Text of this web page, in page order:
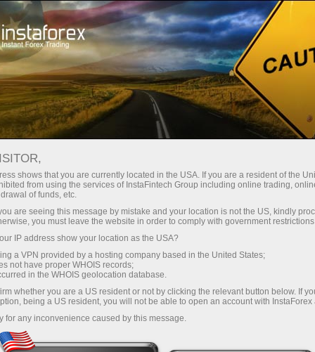
Про компанію
ВЕЛИКИЙ РОЗІГРАШ ДО
ДНЯ ЗНАНЬ: ВАШ ШАНС НА
$7000!
shows that you are currently located in the USA. If you are a resident of the
from using the services of InstaFintech Group including online trading,
of funds, etc.
are seeing this message by mistake and your location is not the US, kindly
you must leave the website in order to comply with government
IP address show your location as the USA?
a VPN provided by a hosting company based in the United States;
not have proper WHOIS records;
in the WHOIS geolocation database.
whether you are a US resident or not by clicking the relevant button below. If
being a US resident, you will not be able to open an account with InstaForex
for any inconvenience caused by this message.